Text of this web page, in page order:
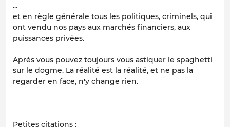
...
et en règle générale tous les politiques, criminels, qui
ont vendu nos pays aux marchés financiers, aux
puissances privées.
Après vous pouvez toujours vous astiquer le spaghetti
sur le dogme. La réalité est la réalité, et ne pas la
regarder en face, n'y change rien.
Petites citations :